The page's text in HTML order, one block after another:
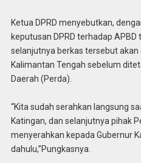
Ketua DPRD menyebutkan,
keputusan DPRD terhadap
selanjutnya berkas tersebut
Kalimantan Tengah sebelum
Daerah (Perda).
“Kita sudah serahkan langsung
Katingan, dan selanjutnya pihak
menyerahkan kepada Gubernur
dahulu,”Pungkasnya.